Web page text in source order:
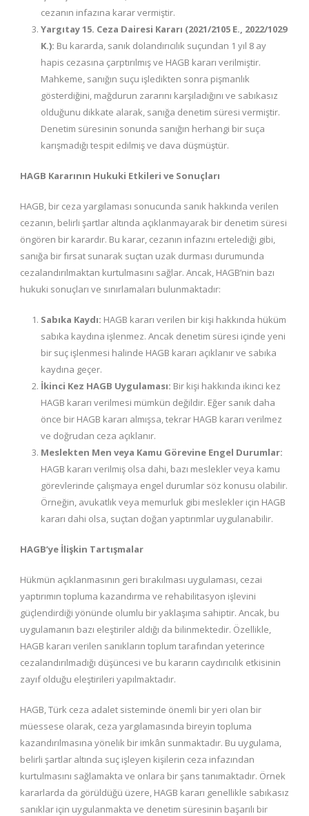
cezanın infazına karar vermiştir.
Yargıtay 15. Ceza Dairesi Kararı (2021/2105 E., 2022/1029
K.): Bu kararda, sanık dolandırıcılık suçundan 1 yıl 8 ay
hapis cezasına çarptırılmış ve HAGB kararı verilmiştir.
Mahkeme, sanığın suçu işledikten sonra pişmanlık
gösterdiğini, mağdurun zararını karşıladığını ve sabıkasız
olduğunu dikkate alarak, sanığa denetim süresi vermiştir.
Denetim süresinin sonunda sanığın herhangi bir suça
karışmadığı tespit edilmiş ve dava düşmüştür.
HAGB Kararının Hukuki Etkileri ve Sonuçları
HAGB, bir ceza yargılaması sonucunda sanık hakkında verilen
cezanın, belirli şartlar altında açıklanmayarak bir denetim süresi
öngören bir karardır. Bu karar, cezanın infazını ertelediği gibi,
sanığa bir fırsat sunarak suçtan uzak durması durumunda
cezalandırılmaktan kurtulmasını sağlar. Ancak, HAGB’nin bazı
hukuki sonuçları ve sınırlamaları bulunmaktadır:
Sabıka Kaydı: HAGB kararı verilen bir kişi hakkında hüküm
sabıka kaydına işlenmez. Ancak denetim süresi içinde yeni
bir suç işlenmesi halinde HAGB kararı açıklanır ve sabıka
kaydına geçer.
İkinci Kez HAGB Uygulaması: Bir kişi hakkında ikinci kez
HAGB kararı verilmesi mümkün değildir. Eğer sanık daha
önce bir HAGB kararı almışsa, tekrar HAGB kararı verilmez
ve doğrudan ceza açıklanır.
Meslekten Men veya Kamu Görevine Engel Durumlar:
HAGB kararı verilmiş olsa dahi, bazı meslekler veya kamu
görevlerinde çalışmaya engel durumlar söz konusu olabilir.
Örneğin, avukatlık veya memurluk gibi meslekler için HAGB
kararı dahi olsa, suçtan doğan yaptırımlar uygulanabilir.
HAGB’ye İlişkin Tartışmalar
Hükmün açıklanmasının geri bırakılması uygulaması, cezai
yaptırımın topluma kazandırma ve rehabilitasyon işlevini
güçlendirdiği yönünde olumlu bir yaklaşıma sahiptir. Ancak, bu
uygulamanın bazı eleştiriler aldığı da bilinmektedir. Özellikle,
HAGB kararı verilen sanıkların toplum tarafından yeterince
cezalandırılmadığı düşüncesi ve bu kararın caydırıcılık etkisinin
zayıf olduğu eleştirileri yapılmaktadır.
HAGB, Türk ceza adalet sisteminde önemli bir yeri olan bir
müessese olarak, ceza yargılamasında bireyin topluma
kazandırılmasına yönelik bir imkân sunmaktadır. Bu uygulama,
belirli şartlar altında suç işleyen kişilerin ceza infazından
kurtulmasını sağlamakta ve onlara bir şans tanımaktadır. Örnek
kararlarda da görüldüğü üzere, HAGB kararı genellikle sabıkasız
sanıklar için uygulanmakta ve denetim süresinin başarılı bir